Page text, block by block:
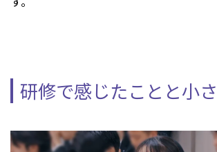
研修で感じたことと小